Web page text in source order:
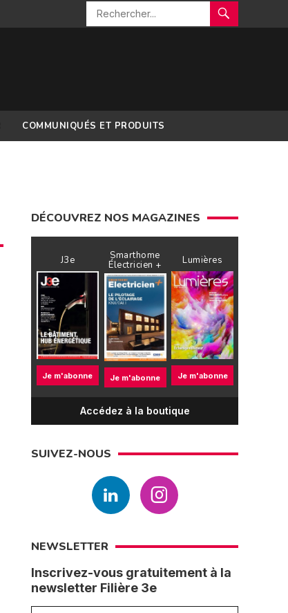
COMMUNIQUÉS ET PRODUITS
DÉCOUVREZ NOS MAGAZINES
J3e
Je m'abonne
Smarthome
Électricien +
Je m'abonne
Lumières
Je m'abonne
Accédez à la boutique
SUIVEZ-NOUS
NEWSLETTER
Inscrivez-vous gratuitement à la
newsletter Filière 3e